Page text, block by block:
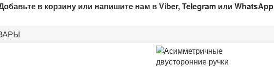
в корзину или напишите нам в Viber, Telegram или